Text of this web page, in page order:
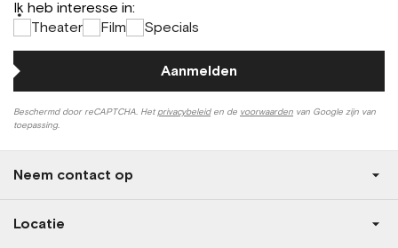
Ik heb interesse in:
*
Theater Film Specials
Aanmelden
Beschermd door reCAPTCHA. Het privacybeleiden de voorwaarden van Google zijn van
toepassing.
Neem contact op
Locatie